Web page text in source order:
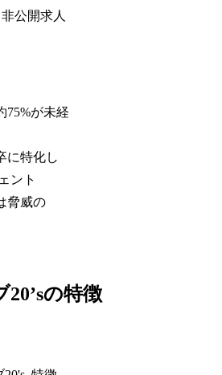
公開求人
75%が未経
に特化し
ント
脅威の
の特徴